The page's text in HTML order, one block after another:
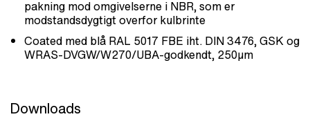
pakning mod omgivelserne i NBR, som er
modstandsdygtigt overfor kulbrinte
Coated med blå RAL 5017 FBE iht. DIN 3476, GSK og
WRAS-DVGW/W270/UBA-godkendt, 250µm
Downloads